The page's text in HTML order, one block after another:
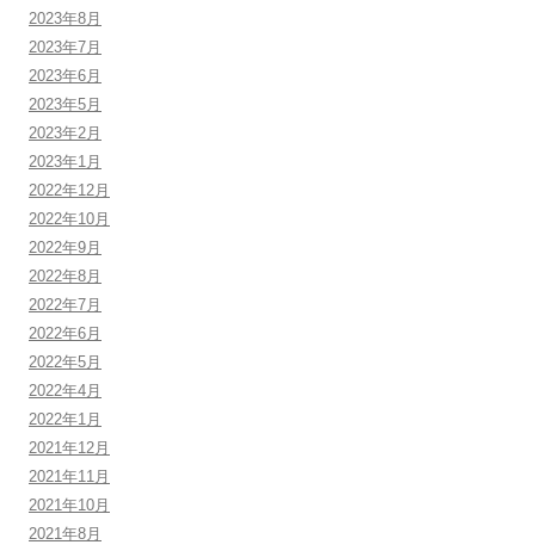
2023年8月
2023年7月
2023年6月
2023年5月
2023年2月
2023年1月
2022年12月
2022年10月
2022年9月
2022年8月
2022年7月
2022年6月
2022年5月
2022年4月
2022年1月
2021年12月
2021年11月
2021年10月
2021年8月